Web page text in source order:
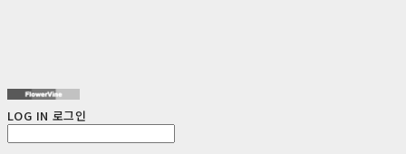
LOG IN 로그인